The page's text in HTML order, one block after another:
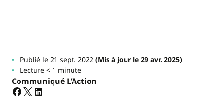
Publié le 21 sept. 2022(Mis à jour le 29 avr. 2025)
Lecture < 1 minute
Communiqué L’Action